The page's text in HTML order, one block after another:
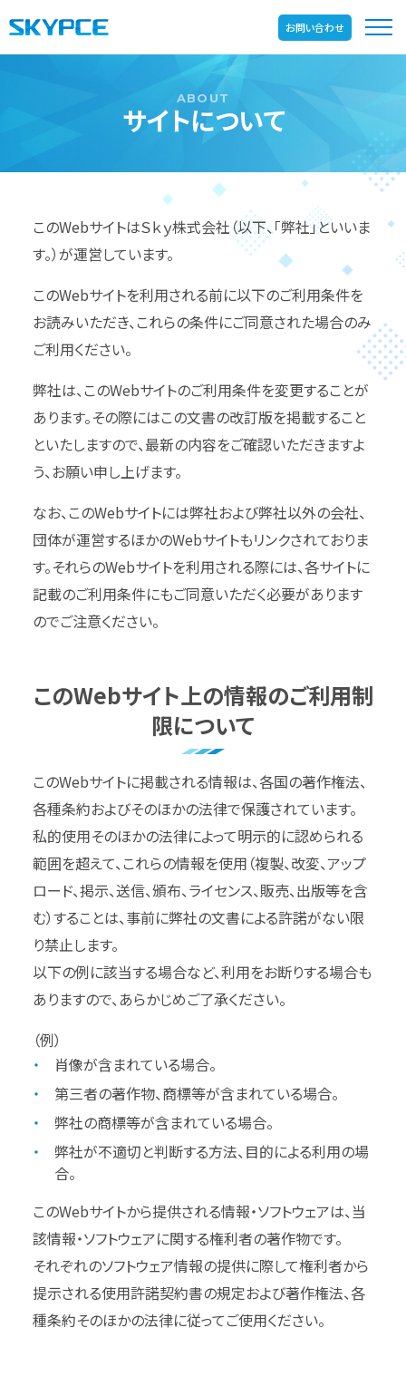
お問い合わせ
サイトについて
このWebサイトはＳｋｙ株式会社（以下、「弊社」といいま
す。）が運営しています。
このWebサイトを利用される前に以下のご利用条件を
お読みいただき、これらの条件にご同意された場合のみ
ご利用ください。
弊社は、このWebサイトのご利用条件を変更することが
あります。その際にはこの文書の改訂版を掲載すること
といたしますので、最新の内容をご確認いただきますよ
う、お願い申し上げます。
なお、このWebサイトには弊社および弊社以外の会社、
団体が運営するほかのWebサイトもリンクされておりま
す。それらのWebサイトを利用される際には、各サイトに
記載のご利用条件にもご同意いただく必要があります
のでご注意ください。
このWebサイト上の情報のご利用制
限について
このWebサイトに掲載される情報は、各国の著作権法、
各種条約およびそのほかの法律で保護されています。
私的使用そのほかの法律によって明示的に認められる
範囲を超えて、これらの情報を使用（複製、改変、アップ
ロード、掲示、送信、頒布、ライセンス、販売、出版等を含
む）することは、事前に弊社の文書による許諾がない限
り禁止します。
以下の例に該当する場合など、利用をお断りする場合も
ありますので、あらかじめご了承ください。
（例）
肖像が含まれている場合。
第三者の著作物、商標等が含まれている場合。
弊社の商標等が含まれている場合。
弊社が不適切と判断する方法、目的による利用の場
合。
このWebサイトから提供される情報・ソフトウェアは、当
該情報・ソフトウェアに関する権利者の著作物です。
それぞれのソフトウェア情報の提供に際して権利者から
提示される使用許諾契約書の規定および著作権法、各
種条約そのほかの法律に従ってご使用ください。